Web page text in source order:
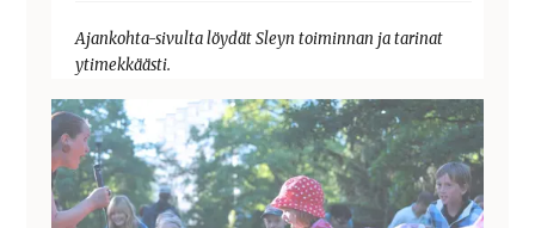
Ajankohta-sivulta löydät Sleyn toiminnan ja tarinat
ytimekkäästi.